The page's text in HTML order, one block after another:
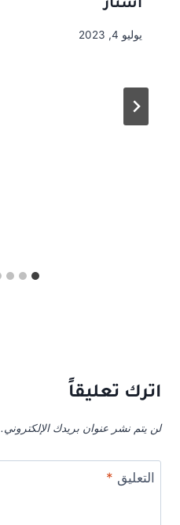
استار
يوليو 4, 2023
اترك تعليقاً
لن يتم نشر عنوان بريدك الإلكتروني.
التعليق *